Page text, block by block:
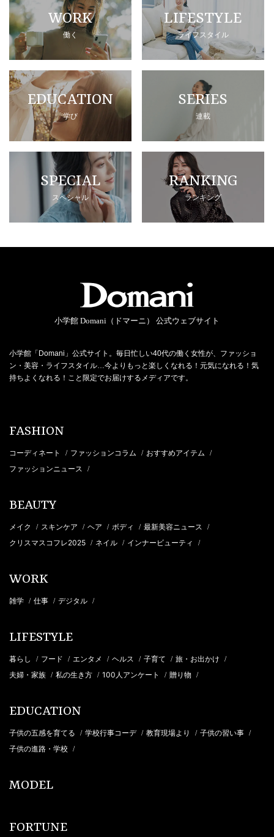
WORK
働く
LIFESTYLE
ライフスタイル
EDUCATION
学び
SERIES
連載
SPECIAL
スペシャル
RANKING
ランキング
小学館 Domani（ドマーニ） 公式ウェブサイト
小学館「Domani」公式サイト。毎日忙しい40代の働く女性が、ファッショ
ン・美容・ライフスタイル…今よりもっと楽しくなれる！元気になれる！気
持ちよくなれる！こと限定でお届けするメディアです。
FASHION
コーディネート / ファッションコラム / おすすめアイテム /
ファッションニュース /
BEAUTY
メイク / スキンケア / ヘア / ボディ / 最新美容ニュース /
クリスマスコフレ2025 / ネイル / インナービューティ /
WORK
雑学 / 仕事 / デジタル /
LIFESTYLE
暮らし / フード / エンタメ / ヘルス / 子育て / 旅・お出かけ /
夫婦・家族 / 私の生き方 / 100人アンケート / 贈り物 /
EDUCATION
子供の五感を育てる / 学校行事コーデ / 教育現場より / 子供の習い事 /
子供の進路・学校 /
MODEL
FORTUNE